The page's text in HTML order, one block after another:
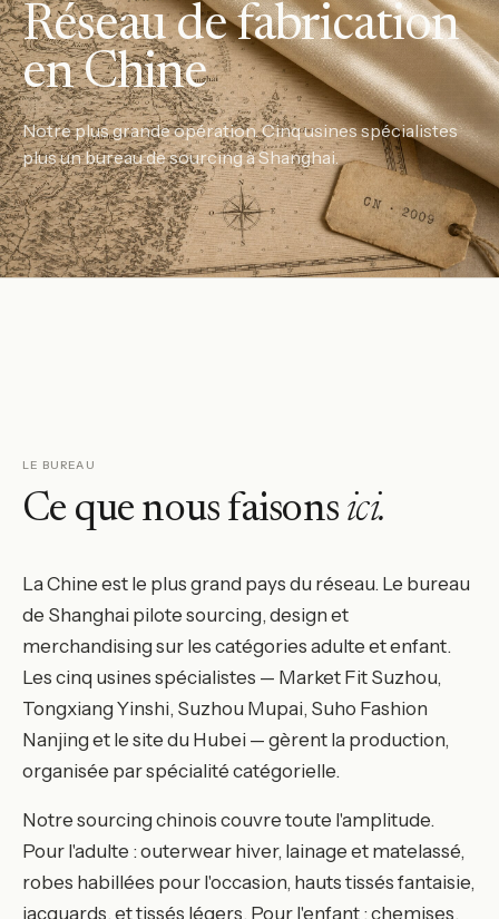
Réseau de fabrication
en Chine
Notre plus grande opération. Cinq usines spécialistes
plus un bureau de sourcing à Shanghai.
LE BUREAU
Ce que nous faisons ici.
La Chine est le plus grand pays du réseau. Le bureau
de Shanghai pilote sourcing, design et
merchandising sur les catégories adulte et enfant.
Les cinq usines spécialistes — Market Fit Suzhou,
Tongxiang Yinshi, Suzhou Mupai, Suho Fashion
Nanjing et le site du Hubei — gèrent la production,
organisée par spécialité catégorielle.
Notre sourcing chinois couvre toute l'amplitude.
Pour l'adulte : outerwear hiver, lainage et matelassé,
robes habillées pour l'occasion, hauts tissés fantaisie,
jacquards, et tissés légers. Pour l'enfant : chemises,